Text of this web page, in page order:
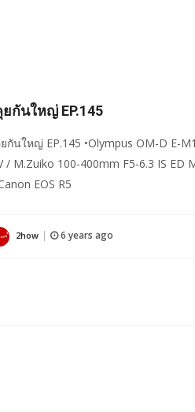
กันใหญ่ EP.145
กันใหญ่ EP.145 •Olympus OM-D E-
/ M.Zuiko 100-400mm F5-6.3 IS ED
EOS R5
2how 6 years ago